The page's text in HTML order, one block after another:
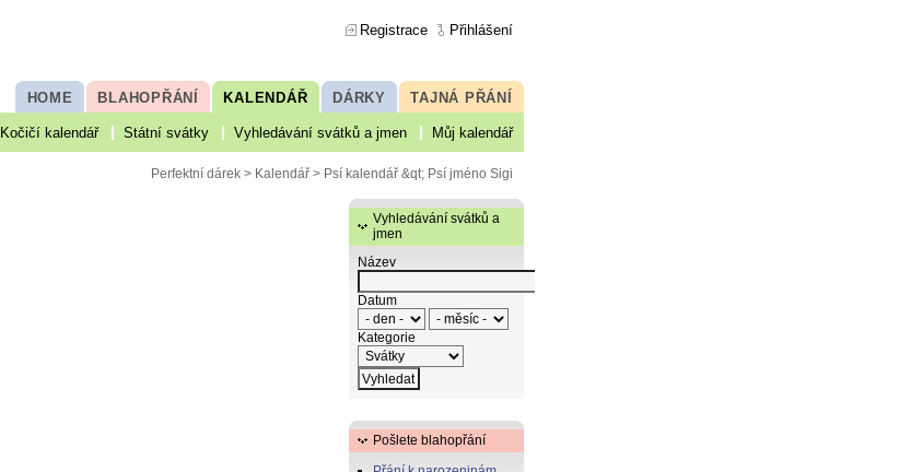
Registrace Přihlášení
TAJNÁ PŘÁNÍ
DÁRKY
KALENDÁŘ
BLAHOPŘÁNÍ
HOME
Kočičí kalendář Státní svátky Vyhledávání svátků a jmen Můj kalendář
Perfektní dárek > Kalendář > Psí kalendář &qt; Psí jméno Sigi
Vyhledávání svátků a
jmen
Název
Datum
Kategorie
Pošlete blahopřání